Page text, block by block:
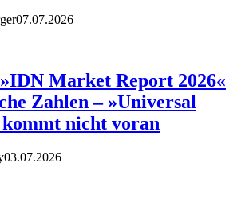
07.07.2026
Market Report 2026«
Zahlen – »Universal
kommt nicht voran
03.07.2026